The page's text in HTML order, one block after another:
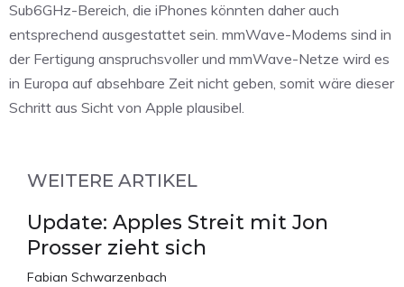
Sub6GHz-Bereich, die iPhones könnten daher auch
entsprechend ausgestattet sein. mmWave-Modems sind in
der Fertigung anspruchsvoller und mmWave-Netze wird es
in Europa auf absehbare Zeit nicht geben, somit wäre dieser
Schritt aus Sicht von Apple plausibel.
WEITERE ARTIKEL
Update: Apples Streit mit Jon
Prosser zieht sich
Fabian Schwarzenbach